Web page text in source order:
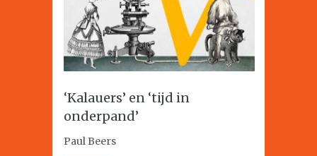
‘Kalauers’ en ‘tijd in
onderpand’
Paul Beers